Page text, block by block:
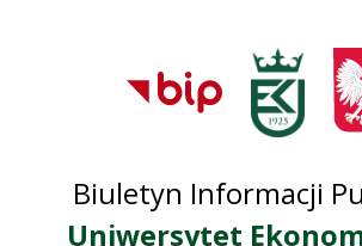
Przejdź do
głównego
Przejdź do
Przejdź do
serwisu
Biuletyn Informacji
Uniwersytet